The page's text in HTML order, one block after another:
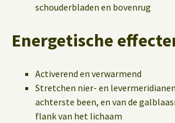
schouderbladen en bovenrug
Energetische
Activerend en verwarmend
Stretchen nier- en
achterste been, en van de
flank van het lichaam